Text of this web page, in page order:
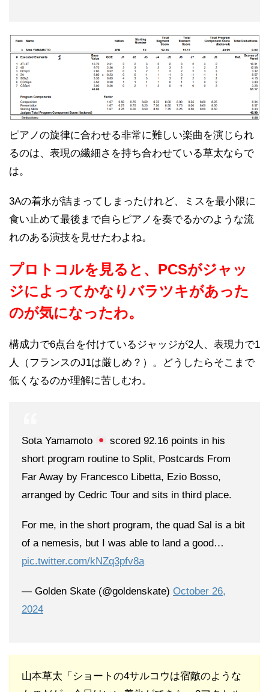
ピアノの旋律に合わせる非常に難しい楽曲を演じられ
るのは、表現の繊細さを持ち合わせている草太ならで
は。
3Aの着氷が詰まってしまったけれど、ミスを最小限に
食い止めて最後まで自らピアノを奏でるかのような流
れのある演技を見せたわよね。
プロトコルを見ると、PCSがジャッ
ジによってかなりバラツキがあった
のが気になったわ。
構成力で6点台を付けているジャッジが2人、表現力で1
人（フランスのJ1は厳しめ？）。どうしたらそこまで
低くなるのか理解に苦しむわ。
Sota Yamamoto
scored 92.16 points in his
short program routine to Split, Postcards From
Far Away by Francesco Libetta, Ezio Bosso,
arranged by Cedric Tour and sits in third place.
For me, in the short program, the quad Sal is a bit
of a nemesis, but I was able to land a good…
pic.twitter.com/kNZq3pfv8a
— Golden Skate (@goldenskate) October 26,
2024
山本草太「ショートの4サルコウは宿敵のような